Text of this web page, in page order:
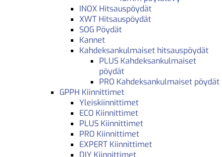
INOX Hitsauspöydät
XWT Hitsauspöydät
SOG Pöydät
Kannet
Kahdeksankulmaiset hitsauspöydät
PLUS Kahdeksankulmaiset
pöydät
PRO Kahdeksankulmaiset pöydät
GPPH Kiinnittimet
Yleiskiinnittimet
ECO Kiinnittimet
PLUS Kiinnittimet
PRO Kiinnittimet
EXPERT Kiinnittimet
DIY Kiinnittimet